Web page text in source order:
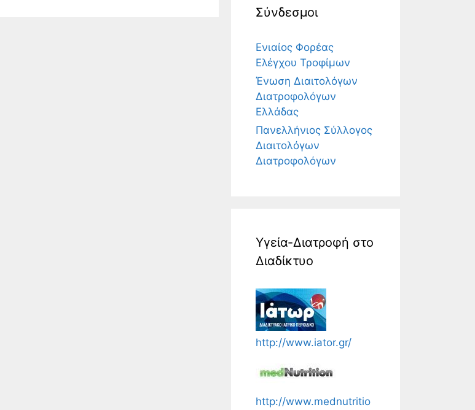
Σύνδεσμοι
Ενιαίος Φορέας
Ελέγχου Τροφίμων
Ένωση Διαιτολόγων
Διατροφολόγων
Ελλάδας
Πανελλήνιος Σύλλογος
Διαιτολόγων
Διατροφολόγων
Υγεία-Διατροφή στο
Διαδίκτυο
http://www.iator.gr/
http://www.mednutritio